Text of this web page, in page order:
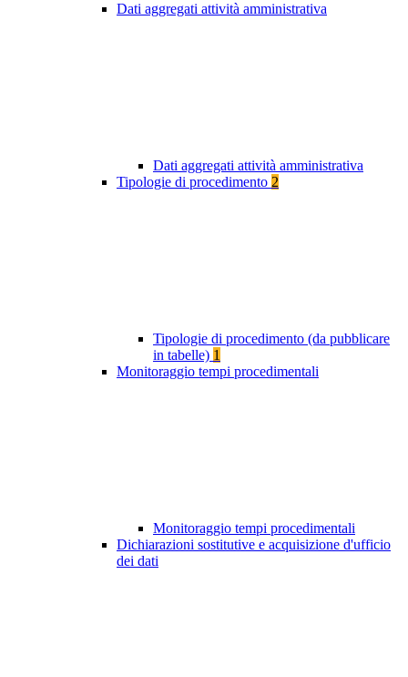
Dati aggregati attività amministrativa
Dati aggregati attività amministrativa
Tipologie di procedimento 2
Tipologie di procedimento (da pubblicare
in tabelle) 1
Monitoraggio tempi procedimentali
Monitoraggio tempi procedimentali
Dichiarazioni sostitutive e acquisizione d'ufficio
dei dati